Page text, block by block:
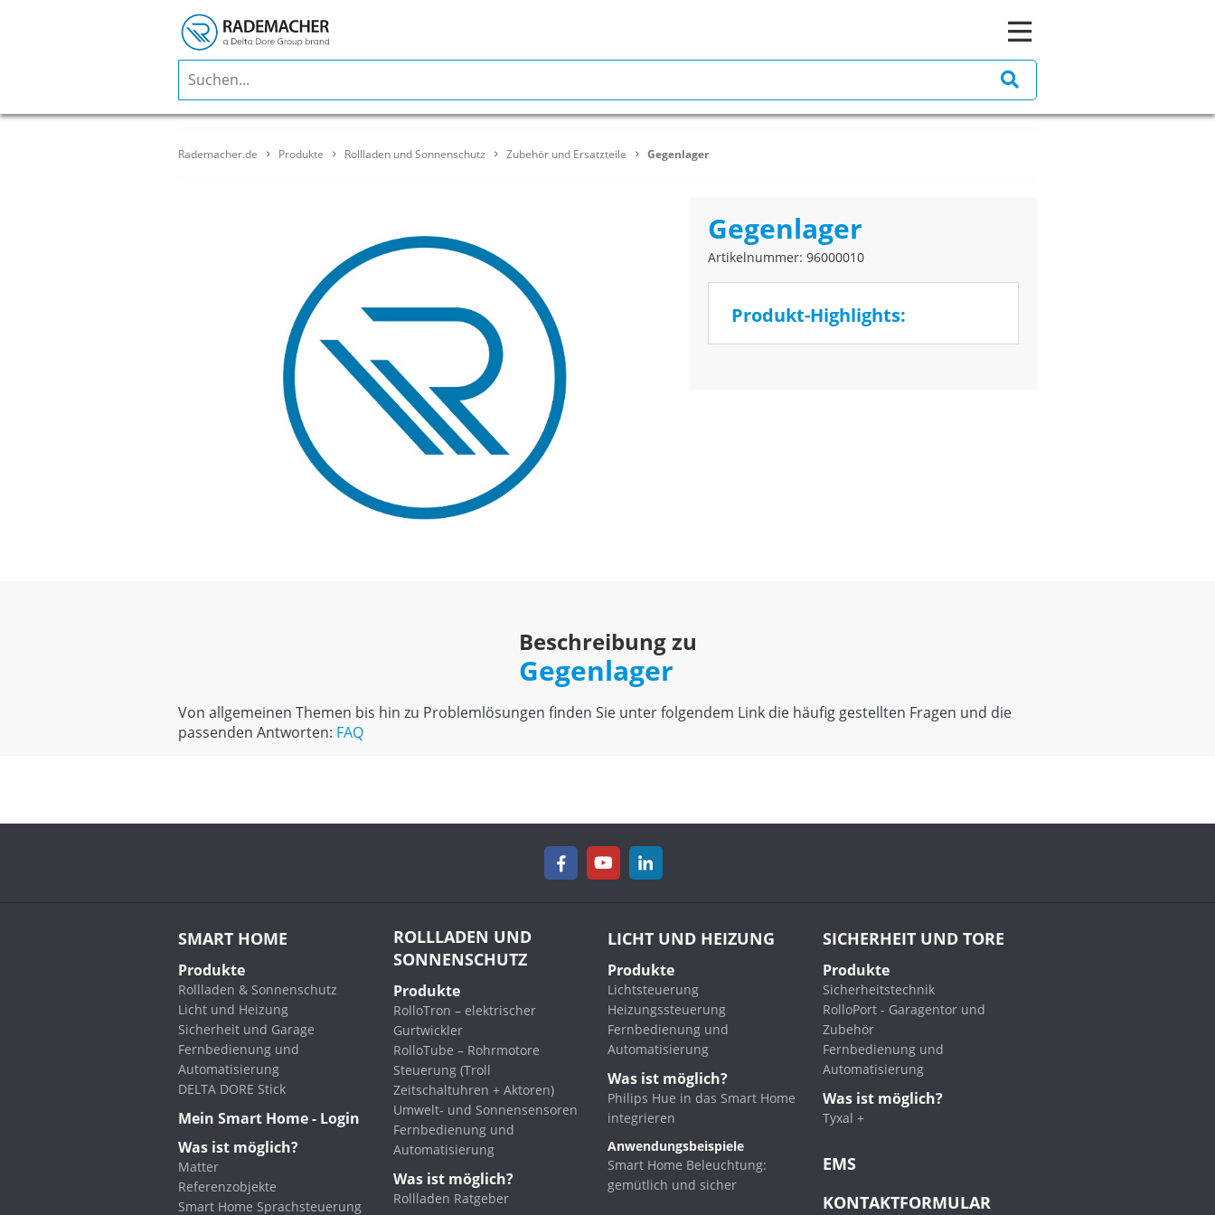
Rademacher.de Produkte Rollladen und Sonnenschutz Zubehör und Ersatzteile Gegenlager
Gegenlager
Artikelnummer: 96000010
Produkt-Highlights:
Beschreibung zu
Gegenlager
Von allgemeinen Themen bis hin zu Problemlösungen finden Sie unter folgendem Link die häufig gestellten Fragen und die
passenden Antworten: FAQ
SMART HOME
Produkte
Rollladen & Sonnenschutz
Licht und Heizung
Sicherheit und Garage
Fernbedienung und
Automatisierung
DELTA DORE Stick
Mein Smart Home - Login
Was ist möglich?
Matter
Referenzobjekte
Smart Home Sprachsteuerung
ROLLLADEN UND
SONNENSCHUTZ
Produkte
RolloTron – elektrischer
Gurtwickler
RolloTube – Rohrmotore
Steuerung (Troll
Zeitschaltuhren + Aktoren)
Umwelt- und Sonnensensoren
Fernbedienung und
Automatisierung
Was ist möglich?
Rollladen Ratgeber
LICHT UND HEIZUNG
Produkte
Lichtsteuerung
Heizungssteuerung
Fernbedienung und
Automatisierung
Was ist möglich?
Philips Hue in das Smart Home
integrieren
Anwendungsbeispiele
Smart Home Beleuchtung:
gemütlich und sicher
SICHERHEIT UND TORE
Produkte
Sicherheitstechnik
RolloPort - Garagentor und
Zubehör
Fernbedienung und
Automatisierung
Was ist möglich?
Tyxal +
EMS
KONTAKTFORMULAR